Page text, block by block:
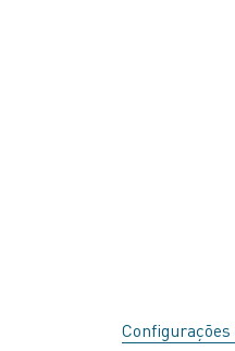
de aquecimento
tanto em laboratório
é a relação
Configurações